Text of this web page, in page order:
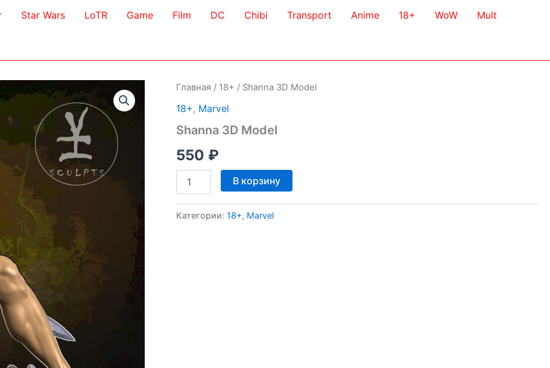
Star Wars LoTR Game Film DC Chibi Transport Anime 18+ WoW Mult
Главная / 18+ / Shanna 3D Model
18+ , Marvel
Shanna 3D Model
550 ₽
Количество
товара
3D
В корзину
Категории:18+, Marvel